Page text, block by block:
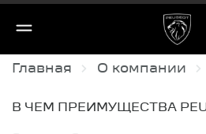
Главная О компании
В ЧЕМ ПРЕИМУЩЕСТВА